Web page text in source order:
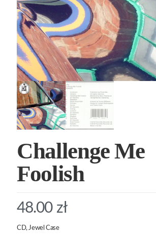
Challenge Me
Foolish
48.00 zł
CD, Jewel Case